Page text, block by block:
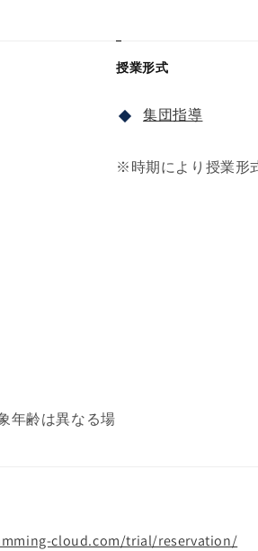
年齢は異なる場
授業形式
集団指導
※時期により授業形
cloud.com/trial/reservation/